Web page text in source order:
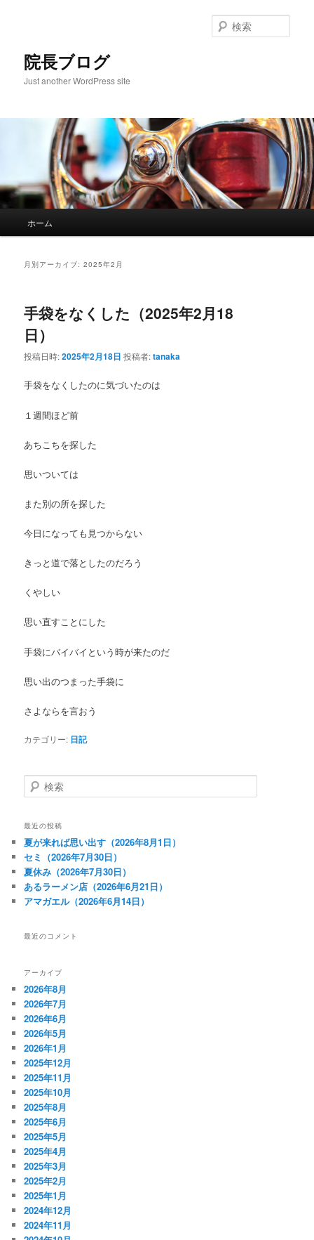
院長ブログ
Just another WordPress site
索
メ
コ
ン
サ
ン
テ
ホーム
月別アーカイブ:2025年2月
手袋をなくした（2025年2月18
日）
投稿日時:2025年2月18日 投稿者:tanaka
手袋をなくしたのに気づいたのは
１週間ほど前
あちこちを探した
思いついては
また別の所を探した
今日になっても見つからない
きっと道で落としたのだろう
くやしい
思い直すことにした
手袋にバイバイという時が来たのだ
思い出のつまった手袋に
さよならを言おう
カテゴリー: 日記
検
索
最近の投稿
夏が来れば思い出す（2026年8月1日）
セミ（2026年7月30日）
夏休み（2026年7月30日）
あるラーメン店（2026年6月21日）
アマガエル（2026年6月14日）
最近のコメント
アーカイブ
2026年8月
2026年7月
2026年6月
2026年5月
2026年1月
2025年12月
2025年11月
2025年10月
2025年8月
2025年6月
2025年5月
2025年4月
2025年3月
2025年2月
2025年1月
2024年12月
2024年11月